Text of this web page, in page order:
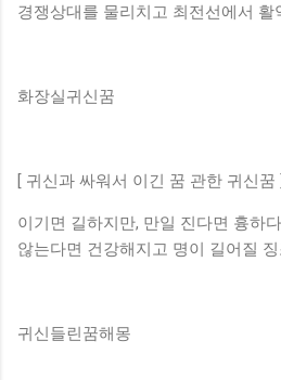
경쟁상대를 물리치고 최전선에서 활
화장실귀신꿈
[ 귀신과 싸워서 이긴 꿈 관한 귀신꿈 ]
이기면 길하지만, 만일 진다면 흉하
않는다면 건강해지고 명이 길어질
귀신들린꿈해몽